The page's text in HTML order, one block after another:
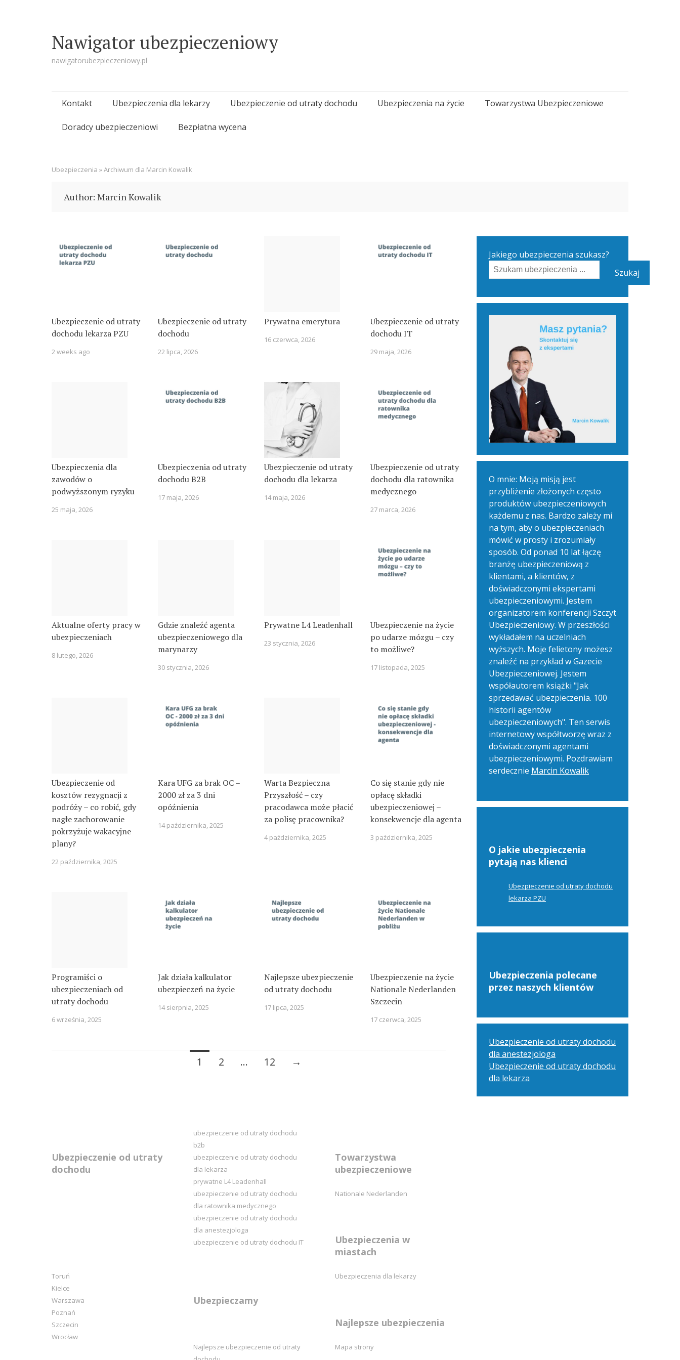
Nawigator ubezpieczeniowy
nawigatorubezpieczeniowy.pl
Skip
to
Kontakt Ubezpieczenia dla lekarzy Ubezpieczenie od utraty dochodu Ubezpieczenia na życie Towarzystwa Ubezpieczeniowe
Doradcy ubezpieczeniowi Bezpłatna wycena
Ubezpieczenia »Archiwum dla Marcin Kowalik
Author: Marcin Kowalik
Ubezpieczenie od utraty
dochodu lekarza PZU
2 weeks ago
Ubezpieczenie od utraty
dochodu
22 lipca, 2026
Prywatna emerytura
16 czerwca, 2026
Ubezpieczenie od utraty
dochodu IT
29 maja, 2026
Ubezpieczenia dla
zawodów o
podwyższonym ryzyku
25 maja, 2026
Ubezpieczenia od utraty
dochodu B2B
17 maja, 2026
Ubezpieczenie od utraty
dochodu dla lekarza
14 maja, 2026
Ubezpieczenie od utraty
dochodu dla ratownika
medycznego
27 marca, 2026
Aktualne oferty pracy w
ubezpieczeniach
8 lutego, 2026
Gdzie znaleźć agenta
ubezpieczeniowego dla
marynarzy
30 stycznia, 2026
Prywatne L4 Leadenhall
23 stycznia, 2026
Ubezpieczenie na życie
po udarze mózgu – czy
to możliwe?
17 listopada, 2025
Ubezpieczenie od
kosztów rezygnacji z
podróży – co robić, gdy
nagłe zachorowanie
pokrzyżuje wakacyjne
plany?
22 października, 2025
Kara UFG za brak OC –
2000 zł za 3 dni
opóźnienia
14 października, 2025
Warta Bezpieczna
Przyszłość – czy
pracodawca może płacić
za polisę pracownika?
4 października, 2025
Co się stanie gdy nie
opłacę składki
ubezpieczeniowej –
konsekwencje dla agenta
3 października, 2025
Programiści o
ubezpieczeniach od
utraty dochodu
6 września, 2025
Jak działa kalkulator
ubezpieczeń na życie
14 sierpnia, 2025
Najlepsze ubezpieczenie
od utraty dochodu
17 lipca, 2025
Ubezpieczenie na życie
Nationale Nederlanden
Szczecin
17 czerwca, 2025
1 2 … 12 →
Jakiego ubezpieczenia szukasz?
Szukaj
O mnie: Moją misją jest
przybliżenie złożonych często
produktów ubezpieczeniowych
każdemu z nas. Bardzo zależy mi
na tym, aby o ubezpieczeniach
mówić w prosty i zrozumiały
sposób. Od ponad 10 lat łączę
branżę ubezpieczeniową z
klientami, a klientów, z
doświadczonymi ekspertami
ubezpieczeniowymi. Jestem
organizatorem konferencji Szczyt
Ubezpieczeniowy. W przeszłości
wykładałem na uczelniach
wyższych. Moje felietony możesz
znaleźć na przykład w Gazecie
Ubezpieczeniowej. Jestem
współautorem książki "Jak
sprzedawać ubezpieczenia. 100
historii agentów
ubezpieczeniowych". Ten serwis
internetowy współtworzę wraz z
doświadczonymi agentami
ubezpieczeniowymi. Pozdrawiam
serdecznie Marcin Kowalik
O jakie ubezpieczenia
pytają nas klienci
Ubezpieczenie od utraty dochodu
lekarza PZU
Ubezpieczenia polecane
przez naszych klientów
Ubezpieczenie od utraty dochodu
dla anestezjologa
Ubezpieczenie od utraty dochodu
dla lekarza
Ubezpieczenie od utraty
dochodu
ubezpieczenie od utraty dochodu
b2b
ubezpieczenie od utraty dochodu
dla lekarza
prywatne L4 Leadenhall
ubezpieczenie od utraty dochodu
dla ratownika medycznego
ubezpieczenie od utraty dochodu
dla anestezjologa
ubezpieczenie od utraty dochodu IT
Towarzystwa
ubezpieczeniowe
Nationale Nederlanden
Ubezpieczenia w
miastach
Toruń
Kielce
Warszawa
Poznań
Szczecin
Wrocław
Ubezpieczamy
Ubezpieczenia dla lekarzy
Najlepsze ubezpieczenia
Najlepsze ubezpieczenie od utraty
Mapa strony